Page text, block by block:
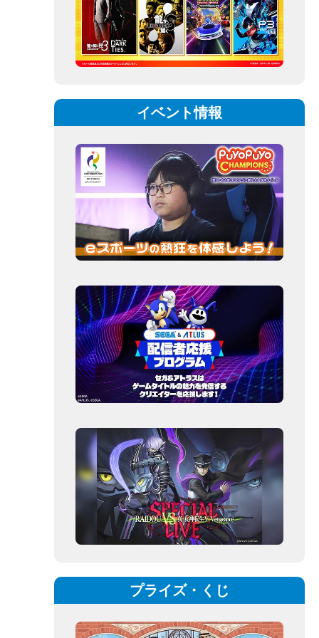
イベント情報
プライズ・くじ